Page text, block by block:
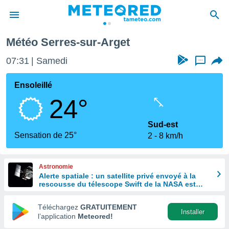
de
Météo Serres-sur-Arget
07:31 Samedi ...
Ensoleillé
24°
Sensation de 25°
Sud-est
2
8 km/h
Astronomie
Alerte spatiale : un satellite privé envoyé à la
rescousse du télescope Swift de la NASA est
Téléchargez GRATUITEMENT
l’application Meteored!
Installer